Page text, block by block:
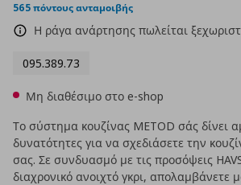
565 πόντους ανταμοιβής
Η ράγα ανάρτησης πωλείται
095.389.73
Μη διαθέσιμο στο e-shop
Το σύστημα κουζίνας METOD σάς δίνει
δυνατότητες για να σχεδιάσετε την
σας. Σε συνδυασμό με τις προσόψεις
διαχρονικό ανοιχτό γκρι, απολαμβάνετε